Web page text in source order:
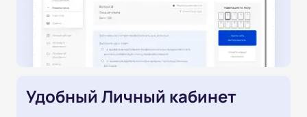
Удобный Личный кабинет